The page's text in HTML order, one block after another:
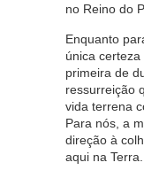
no Reino do
Enquanto
única
primeira de
ressurreição
vida terrena
Para nós, a
direção à
aqui na Terra.